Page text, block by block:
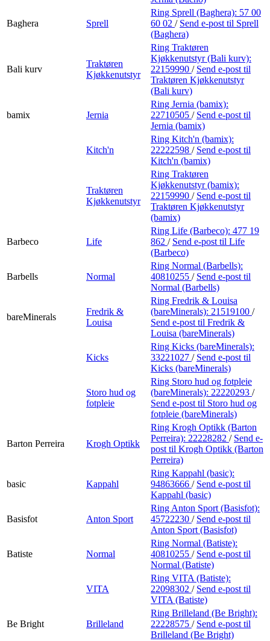
Baghera Sprell
Ring Sprell (Baghera): 57 00
60 02 / Send e-post til Sprell
(Baghera)
Bali kurv
Traktøren
Kjøkkenutstyr
Ring Traktøren
Kjøkkenutstyr (Bali kurv):
22159990 / Send e-post til
Traktøren Kjøkkenutstyr
(Bali kurv)
bamix Jernia
Ring Jernia (bamix):
22710505 / Send e-post til
Jernia (bamix)
Kitch'n
Ring Kitch'n (bamix):
22222598 / Send e-post til
Kitch'n (bamix)
Traktøren
Kjøkkenutstyr
Ring Traktøren
Kjøkkenutstyr (bamix):
22159990 / Send e-post til
Traktøren Kjøkkenutstyr
(bamix)
Barbeco Life
Ring Life (Barbeco): 477 19
862 / Send e-post til Life
(Barbeco)
Barbells Normal
Ring Normal (Barbells):
40810255 / Send e-post til
Normal (Barbells)
bareMinerals
Fredrik &
Louisa
Ring Fredrik & Louisa
(bareMinerals): 21519100 /
Send e-post til Fredrik &
Louisa (bareMinerals)
Kicks
Ring Kicks (bareMinerals):
33221027 / Send e-post til
Kicks (bareMinerals)
Storo hud og
fotpleie
Ring Storo hud og fotpleie
(bareMinerals): 22220293 /
Send e-post til Storo hud og
fotpleie (bareMinerals)
Barton Perreira Krogh Optikk
Ring Krogh Optikk (Barton
Perreira): 22228282 / Send e-
post til Krogh Optikk (Barton
Perreira)
basic Kappahl
Ring Kappahl (basic):
94863666 / Send e-post til
Kappahl (basic)
Basisfot Anton Sport
Ring Anton Sport (Basisfot):
45722230 / Send e-post til
Anton Sport (Basisfot)
Batiste Normal
Ring Normal (Batiste):
40810255 / Send e-post til
Normal (Batiste)
VITA
Ring VITA (Batiste):
22098302 / Send e-post til
VITA (Batiste)
Be Bright Brilleland
Ring Brilleland (Be Bright):
22228575 / Send e-post til
Brilleland (Be Bright)